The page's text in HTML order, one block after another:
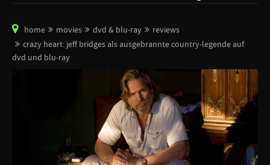
home movies dvd & blu-ray
reviews
crazy heart: jeff bridges als ausgebrannte country-legende auf
dvd und blu-ray